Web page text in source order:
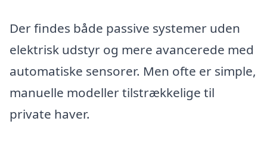
Der findes både passive systemer uden
elektrisk udstyr og mere avancerede med
automatiske sensorer. Men ofte er simple,
manuelle modeller tilstrækkelige til
private haver.